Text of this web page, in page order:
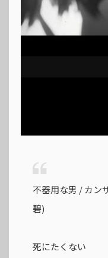
不器用な男 / カン
碧)
死にたくない